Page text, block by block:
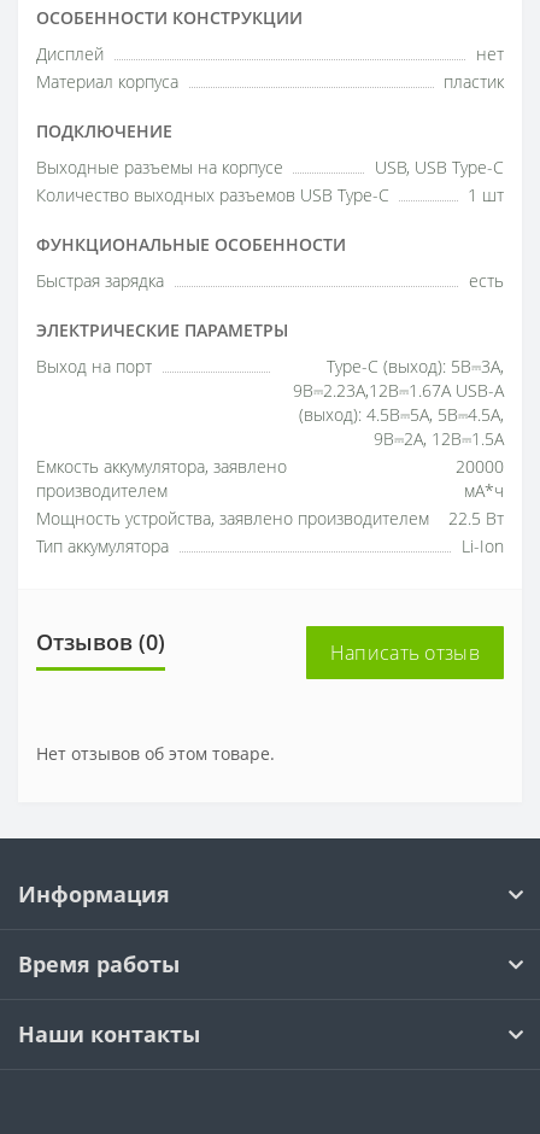
ОСОБЕННОСТИ КОНСТРУКЦИИ
Дисплей
нет
Материал корпуса
пластик
ПОДКЛЮЧЕНИЕ
Выходные разъемы на корпусе
USB, USB Type-C
Количество выходных разъемов USB Type-C
1 шт
ФУНКЦИОНАЛЬНЫЕ ОСОБЕННОСТИ
Быстрая зарядка есть
ЭЛЕКТРИЧЕСКИЕ ПАРАМЕТРЫ
Выход на порт
Type-C (выход): 5В⎓3А,
9В⎓2.23А,12В⎓1.67А USB-A
(выход): 4.5В⎓5А, 5В⎓4.5А,
9В⎓2А, 12В⎓1.5А
Емкость аккумулятора, заявлено
производителем
20000
мА*ч
Мощность устройства, заявлено производителем
22.5 Вт
Тип аккумулятора
Li-Ion
Отзывов (0) Написать отзыв
Нет отзывов об этом товаре.
Информация
Время работы
Наши контакты